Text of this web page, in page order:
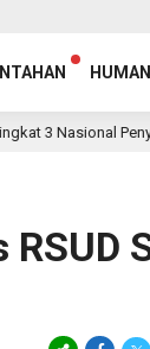
Penyelesaian